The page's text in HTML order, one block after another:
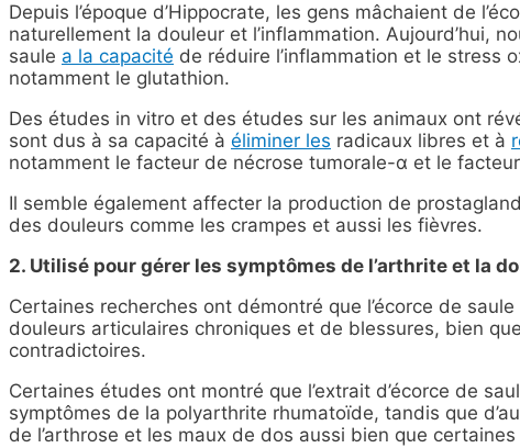
Depuis l’époque d’Hippocrate, les gens mâchaient de
naturellement la douleur et l’inflammation. Aujourd’hui,
saule a la capacité de réduire l’inflammation et le stress
notamment le glutathion.
Des études in vitro et des études sur les animaux ont
sont dus à sa capacité à éliminer les radicaux libres et à
notamment le facteur de nécrose tumorale-α et le
Il semble également affecter la production de
des douleurs comme les crampes et aussi les fièvres.
2. Utilisé pour gérer les symptômes de l’arthrite et la
Certaines recherches ont démontré que l’écorce de
douleurs articulaires chroniques et de blessures, bien
contradictoires.
Certaines études ont montré que l’extrait d’écorce de
symptômes de la polyarthrite rhumatoïde, tandis que
de l’arthrose et les maux de dos aussi bien que